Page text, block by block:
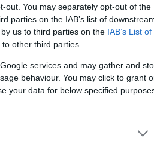
out. You may separately opt-out of the
parties on the IAB’s list of
us to third parties on the IAB’s List of
other third parties.
services and may gather and
behaviour. You may click to grant
your data for below specified
Országos